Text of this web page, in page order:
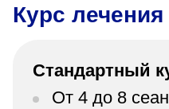
Курс лечения
Стандартный
От 4 до 8